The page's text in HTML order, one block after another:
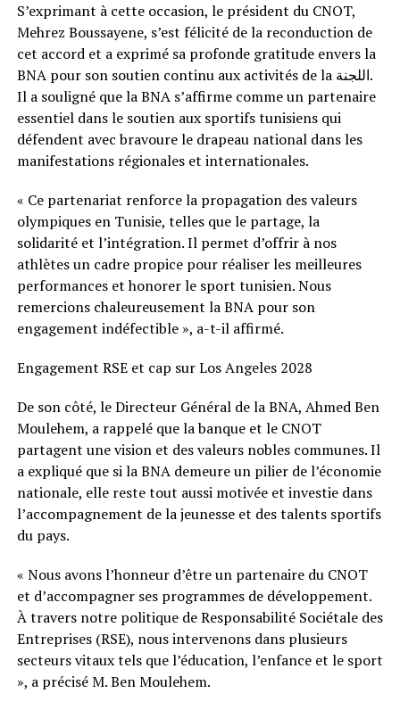
S’exprimant à cette occasion, le président du CNOT,
Mehrez Boussayene, s’est félicité de la reconduction de
cet accord et a exprimé sa profonde gratitude envers la
BNA pour son soutien continu aux activités de la اللجنة.
Il a souligné que la BNA s’affirme comme un partenaire
essentiel dans le soutien aux sportifs tunisiens qui
défendent avec bravoure le drapeau national dans les
manifestations régionales et internationales.
« Ce partenariat renforce la propagation des valeurs
olympiques en Tunisie, telles que le partage, la
solidarité et l’intégration. Il permet d’offrir à nos
athlètes un cadre propice pour réaliser les meilleures
performances et honorer le sport tunisien. Nous
remercions chaleureusement la BNA pour son
engagement indéfectible », a-t-il affirmé.
Engagement RSE et cap sur Los Angeles 2028
De son côté, le Directeur Général de la BNA, Ahmed Ben
Moulehem, a rappelé que la banque et le CNOT
partagent une vision et des valeurs nobles communes. Il
a expliqué que si la BNA demeure un pilier de l’économie
nationale, elle reste tout aussi motivée et investie dans
l’accompagnement de la jeunesse et des talents sportifs
du pays.
« Nous avons l’honneur d’être un partenaire du CNOT
et d’accompagner ses programmes de développement.
À travers notre politique de Responsabilité Sociétale des
Entreprises (RSE), nous intervenons dans plusieurs
secteurs vitaux tels que l’éducation, l’enfance et le sport
», a précisé M. Ben Moulehem.